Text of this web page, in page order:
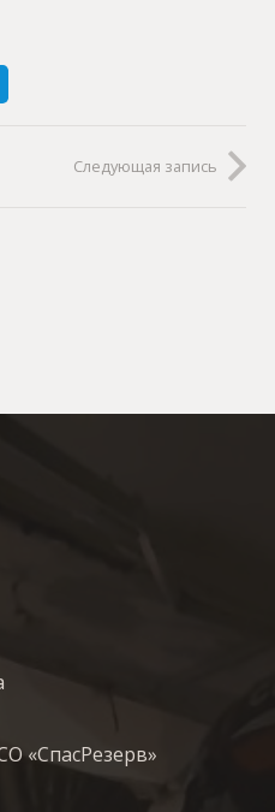
Следующая запись
«СпасРезерв»